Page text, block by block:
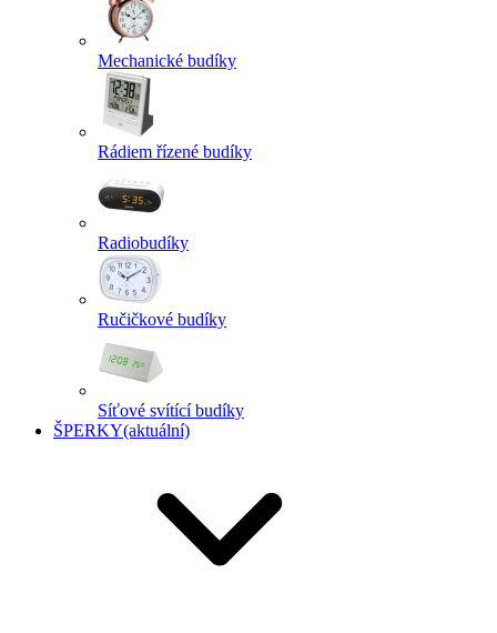
Mechanické budíky
Rádiem řízené budíky
Radiobudíky
Ručičkové budíky
Síťové svítící budíky
ŠPERKY(aktuální)